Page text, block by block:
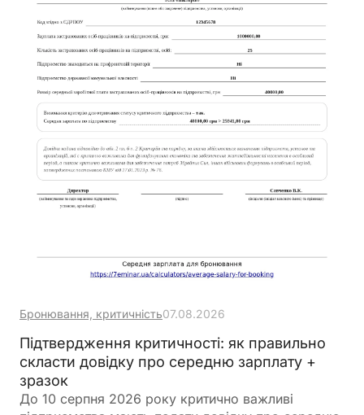
Бронювання, критичність07.08.2026
Підтвердження критичності: як правильно
скласти довідку про середню зарплату +
зразок
До 10 серпня 2026 року критично важливі